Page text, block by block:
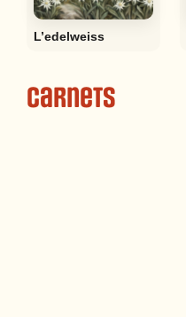
L’edelweiss
Carnets